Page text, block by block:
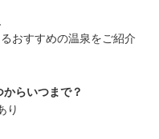
おすすめの温泉をご紹介
らいつまで？
り